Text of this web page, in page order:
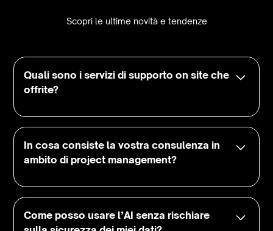
Scopri le ultime novità e tendenze
Quali sono i servizi di supporto on site che
offrite?
Offriamo supporto on site personalizzato
per aiutare le aziende a gestire e
coordinare i loro progetti direttamente
assistenza nella pianificazione,
risorse e risoluzione di eventuali
In cosa consiste la vostra consulenza in
ambito di project management?
La nostra consulenza in project
management comprende l'analisi delle
esigenze del cliente, la definizione di piani
Come posso usare l’AI senza rischiare